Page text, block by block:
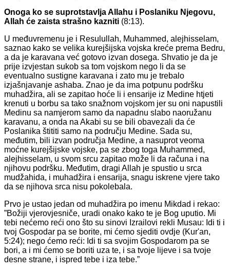
Onoga ko se suprotstavlja Allahu i Poslaniku Njegovu,
Allah će zaista strašno kazniti (8:13).
U međuvremenu je i Resulullah, Muhammed, alejhisselam,
saznao kako se velika kurejšijska vojska kreće prema Bedru,
a da je karavana već gotovo izvan dosega. Shvatio je da je
prije izvjestan sukob sa tom vojskom nego li da se
eventualno sustigne karavana i zato mu je trebalo
izjašnjavanje ashaba. Znao je da ima potpunu podršku
muhadžira, ali se zapitao hoće li i ensarije iz Medine htjeti
krenuti u borbu sa tako snažnom vojskom jer su oni napustili
Medinu sa namjerom samo da napadnu slabo naoružanu
karavanu, a onda na Akabi su se bili obavezali da će
Poslanika štititi samo na području Medine. Sada su,
međutim, bili izvan područja Medine, a nasuprot veoma
moćne kurejšijske vojske, pa se zbog toga Muhammed,
alejhisselam, u svom srcu zapitao može li da računa i na
njihovu podršku. Međutim, dragi Allah je spustio u srca
mudžahida, i muhadžira i ensarija, snagu iskrene vjere tako
da se njihova srca nisu pokolebala.
Prvo je ustao jedan od muhadžira po imenu Mikdad i rekao:
”Božiji vjerovjesniče, uradi onako kako te je Bog uputio. Mi
tebi nećemo reći ono što su sinovi Izrailovi rekli Musau: Idi ti i
tvoj Gospodar pa se borite, mi ćemo sjediti ovdje (Kur'an,
5:24); nego ćemo reći: Idi ti sa svojim Gospodarom pa se
bori, a i mi ćemo se boriti uza te, i sa tvoje lijeve i sa tvoje
desne strane, i ispred tebe i iza tebe.”